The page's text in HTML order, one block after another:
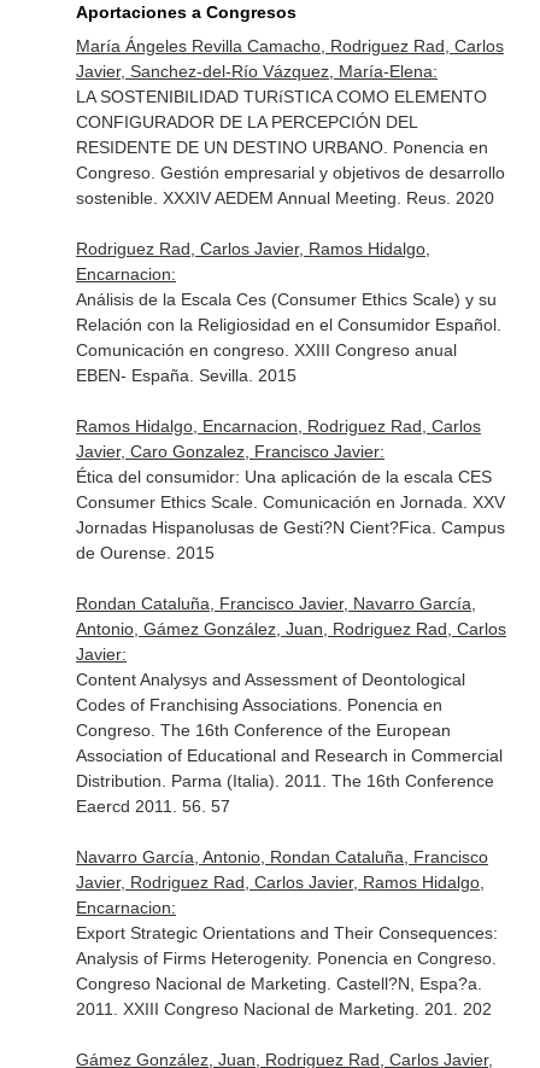
Aportaciones a Congresos
María Ángeles Revilla Camacho, Rodriguez Rad, Carlos
Javier, Sanchez-del-Río Vázquez, María-Elena:
LA SOSTENIBILIDAD TURíSTICA COMO ELEMENTO
CONFIGURADOR DE LA PERCEPCIÓN DEL
RESIDENTE DE UN DESTINO URBANO. Ponencia en
Congreso. Gestión empresarial y objetivos de desarrollo
sostenible. XXXIV AEDEM Annual Meeting. Reus. 2020
Rodriguez Rad, Carlos Javier, Ramos Hidalgo,
Encarnacion:
Análisis de la Escala Ces (Consumer Ethics Scale) y su
Relación con la Religiosidad en el Consumidor Español.
Comunicación en congreso. XXIII Congreso anual
EBEN- España. Sevilla. 2015
Ramos Hidalgo, Encarnacion, Rodriguez Rad, Carlos
Javier, Caro Gonzalez, Francisco Javier:
Ética del consumidor: Una aplicación de la escala CES
Consumer Ethics Scale. Comunicación en Jornada. XXV
Jornadas Hispanolusas de Gesti?N Cient?Fica. Campus
de Ourense. 2015
Rondan Cataluña, Francisco Javier, Navarro García,
Antonio, Gámez González, Juan, Rodriguez Rad, Carlos
Javier:
Content Analysys and Assessment of Deontological
Codes of Franchising Associations. Ponencia en
Congreso. The 16th Conference of the European
Association of Educational and Research in Commercial
Distribution. Parma (Italia). 2011. The 16th Conference
Eaercd 2011. 56. 57
Navarro García, Antonio, Rondan Cataluña, Francisco
Javier, Rodriguez Rad, Carlos Javier, Ramos Hidalgo,
Encarnacion:
Export Strategic Orientations and Their Consequences:
Analysis of Firms Heterogenity. Ponencia en Congreso.
Congreso Nacional de Marketing. Castell?N, Espa?a.
2011. XXIII Congreso Nacional de Marketing. 201. 202
Gámez González, Juan, Rodriguez Rad, Carlos Javier,